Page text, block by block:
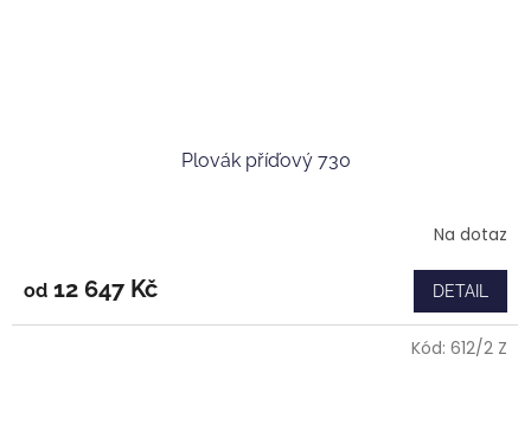
Plovák příďový 730
produktu
je
5,0
Na dotaz
od 12 647 Kč DETAIL
Kód: 612/2 Z